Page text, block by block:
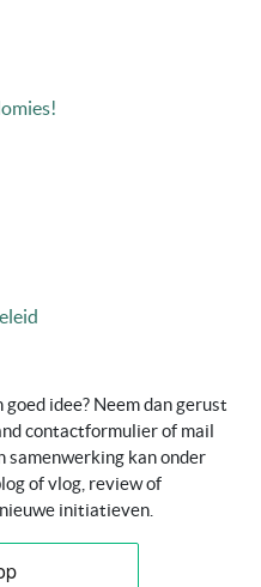
idee? Neem dan gerust
contactformulier of mail
samenwerking kan onder
of vlog, review of
initiatieven.